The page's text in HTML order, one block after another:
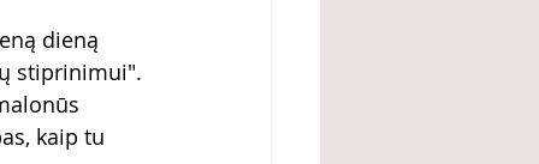
dieną
stiprinimui".
kaip tu